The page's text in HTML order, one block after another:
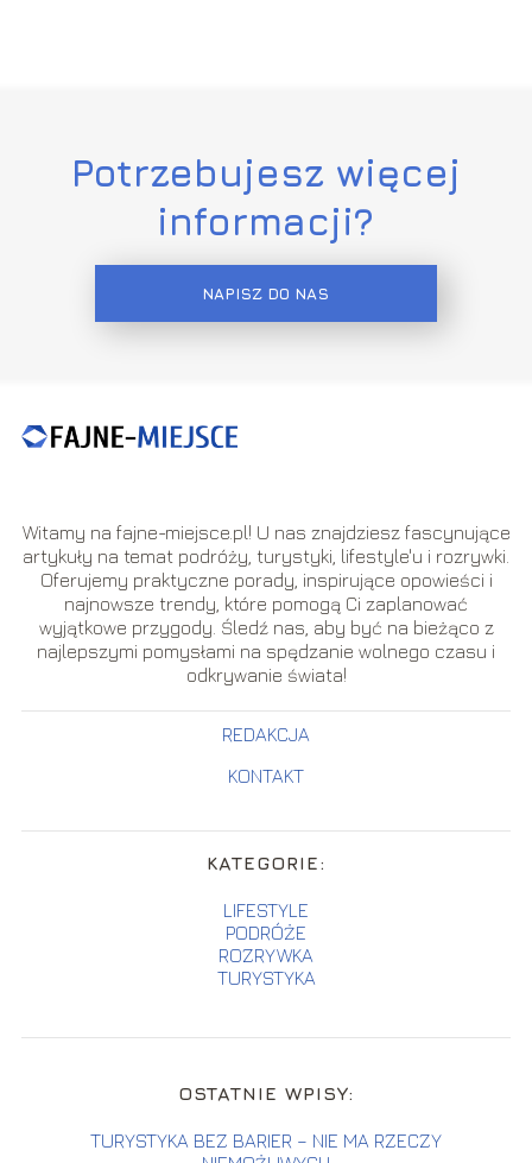
Potrzebujesz więcej
informacji?
NAPISZ DO NAS
Witamy na fajne-miejsce.pl! U nas znajdziesz fascynujące
artykuły na temat podróży, turystyki, lifestyle'u i rozrywki.
Oferujemy praktyczne porady, inspirujące opowieści i
najnowsze trendy, które pomogą Ci zaplanować
wyjątkowe przygody. Śledź nas, aby być na bieżąco z
najlepszymi pomysłami na spędzanie wolnego czasu i
odkrywanie świata!
REDAKCJA
KONTAKT
KATEGORIE:
LIFESTYLE
PODRÓŻE
ROZRYWKA
TURYSTYKA
OSTATNIE WPISY:
TURYSTYKA BEZ BARIER – NIE MA RZECZY